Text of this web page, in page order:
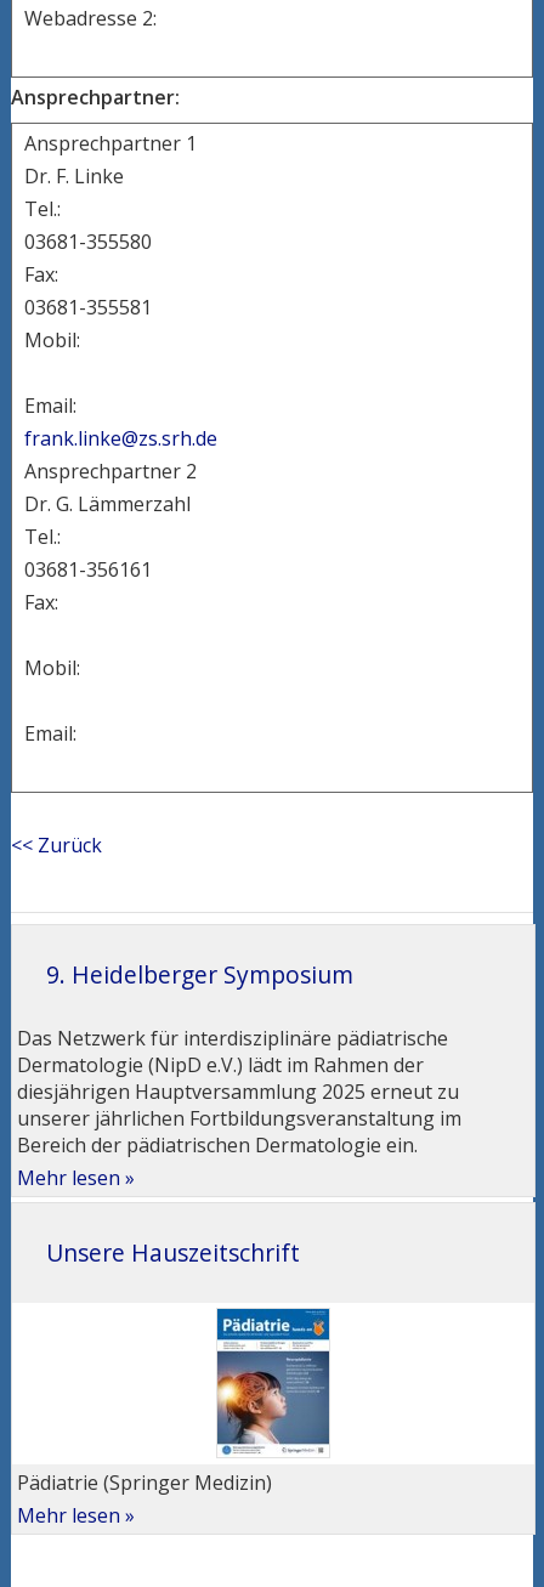
Webadresse 2:
Ansprechpartner:
Ansprechpartner 1
Dr. F. Linke
Tel.:
03681-355580
Fax:
03681-355581
Mobil:
Email:
frank.linke@zs.srh.de
Ansprechpartner 2
Dr. G. Lämmerzahl
Tel.:
03681-356161
Fax:
Mobil:
Email:
<< Zurück
9. Heidelberger Symposium
Das Netzwerk für interdisziplinäre pädiatrische
Dermatologie (NipD e.V.) lädt im Rahmen der
diesjährigen Hauptversammlung 2025 erneut zu
unserer jährlichen Fortbildungsveranstaltung im
Bereich der pädiatrischen Dermatologie ein.
Mehr lesen »
Unsere Hauszeitschrift
Pädiatrie (Springer Medizin)
Mehr lesen »